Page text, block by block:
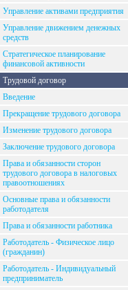
Управление активами предприятия
Управление движением денежных
средств
Стратегическое планирование
финансовой активности
Трудовой договор
Введение
Прекращение трудового договора
Изменение трудового договора
Заключение трудового договора
Права и обязанности сторон
трудового договора в налоговых
правоотношениях
Основные права и обязанности
работодателя
Права и обязанности работника
Работодатель - Физическое лицо
(гражданин)
Работодатель - Индивидуальный
предприниматель